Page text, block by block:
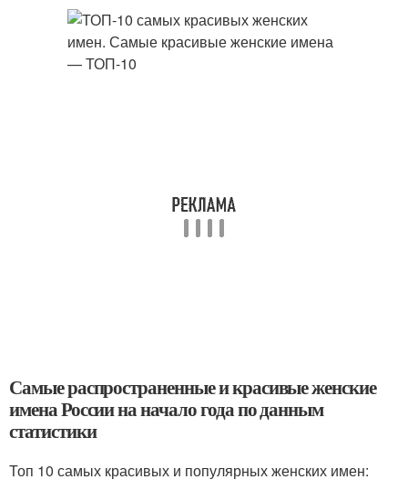
Самые распространенные и красивые женские
имена России на начало года по данным
статистики
Топ 10 самых красивых и популярных женских имен: